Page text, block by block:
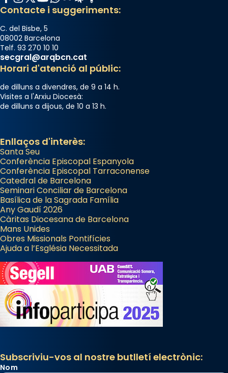
Contacte i suggeriments:
C. del Bisbe, 5
08002 Barcelona
Telf. 93 270 10 10
secgral@arqbcn.cat
Horari d'atenció al públic:
de dilluns a divendres, de 9 a 14 h.
Visites a l'Arxiu Diocesà:
de dilluns a dijous, de 10 a 13 h.
Enllaços d'interès:
Santa Seu
Conferència Episcopal Espanyola
Conferència Episcopal Tarraconense
Catedral de Barcelona
Seminari Conciliar de Barcelona
Basílica de la Sagrada Família
Any Gaudí 2026
Càritas Diocesana de Barcelona
Mans Unides
Obres Missionals Pontifícies
Ajuda a l’Església Necessitada
Subscriviu-vos al nostre butlletí electrònic:
Nom